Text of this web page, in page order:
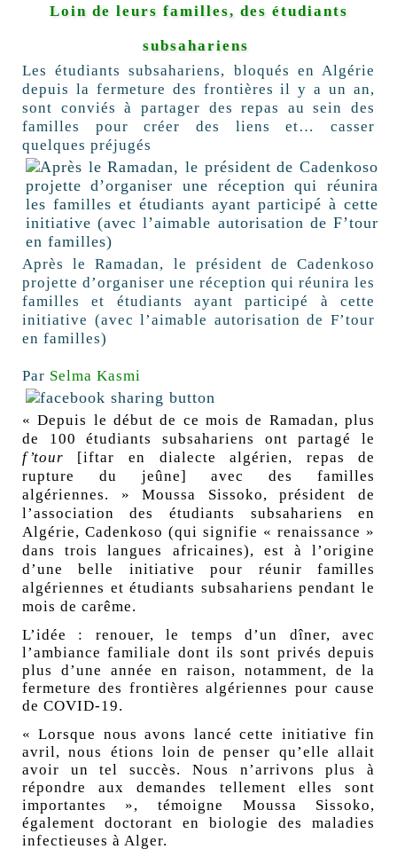
Loin de leurs familles, des étudiants
subsahariens
Les étudiants subsahariens, bloqués en Algérie
depuis la fermeture des frontières il y a un an,
sont conviés à partager des repas au sein des
familles pour créer des liens et… casser
quelques préjugés
Après le Ramadan, le président de Cadenkoso
projette d’organiser une réception qui réunira les
familles et étudiants ayant participé à cette
initiative (avec l’aimable autorisation de F’tour
en familles)
Par Selma Kasmi
« Depuis le début de ce mois de Ramadan, plus
de 100 étudiants subsahariens ont partagé le
f’tour [iftar en dialecte algérien, repas de
rupture du jeûne] avec des familles
algériennes. » Moussa Sissoko, président de
l’association des étudiants subsahariens en
Algérie, Cadenkoso (qui signifie « renaissance »
dans trois langues africaines), est à l’origine
d’unebelle initiative pour réunir familles
algériennes et étudiants subsahariens pendant le
mois de carême.
L’idée : renouer, le temps d’un dîner, avec
l’ambiance familiale dont ils sont privés depuis
plus d’une année en raison, notamment, de la
fermeture des frontières algériennes pour cause
de COVID-19.
« Lorsque nous avons lancé cette initiative fin
avril, nous étions loin de penser qu’elle allait
avoir un tel succès. Nous n’arrivons plus à
répondre aux demandes tellement elles sont
importantes », témoigne Moussa Sissoko,
également doctorant en biologie des maladies
infectieuses à Alger.